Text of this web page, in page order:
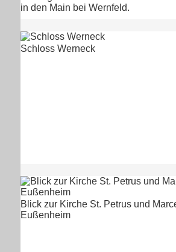
in den Main bei Wernfeld.
Schloss Werneck
Blick zur Kirche St. Petrus und
Eußenheim